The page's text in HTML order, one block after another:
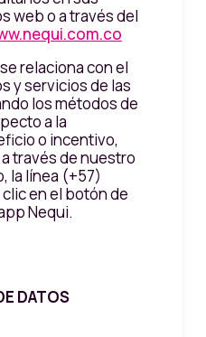
web o a través del
relaciona con el
y servicios de las
los métodos de
a la
o incentivo,
través de nuestro
la línea (+57)
en el botón de
Nequi.
DATOS